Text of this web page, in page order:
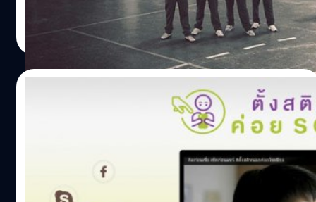
ประโยคประเภทใดแล้ว จะนำผลลัพธ์จากการจัดหมวดหมู่นี้ไป
คำนวณคะแนนใน Metrics อีกครั้ง โดย Metrics ที่ใช้ในการ
วัดผลกิจกรรมทางการตลาดบนโซเชียลสำหรับแบรนด์ หรือ…
จริงในสังคมยุคโซเชียลในปัจจุบัน ยุคที่เพียงแค่กดปุ่มโพสต์
เพียงแค่ปุ่มเดียว ภาพๆนั้นก็จะแพร่กระจายไปตามสื่อในโลก
โซเชียลต่างๆได้อย่างไวและรวดเร็ว และเมื่อถูกแชร์กระจาย
ส่งต่อกันไปยังใครต่อใครอีกหลายคนแล้ว ก็เหมือนกับ
อาชญากรรมที่เป็นทั้งการทำลายและซ้ำเติมเหยื่อผู้ถูกกระทำ
ให้มีบาดแผลเพิ่มขึ้นเป็นเท่าตัว ผลงานดังกล่าวนี้ยังได้รับ
รางวัล Gold Press and Outdoor จากงาน Lions Cannes
2015 สำหรับภาพทั้งสามที่ถูกนำเสนอ ได้แก่ Fatty, Nerd,
และ Weak ภายในภาพถ่ายนั้นเป็นการแสดงภาพของกลุ่ม
นักเรียนวัยรุ่นที่กำลังใช้สมาร์ทโฟนถ่ายภาพเพื่อนนักเรียนอีก
คน พร้อมกับข้อความที่ระบุว่า “One shot is enough.
salinee tintumrong| 4034 days ago
คลิปสั้นเตือนสติคนไทย “คิดก่อนเชื่อ เช็คก่อน
แชร์ #ตั้งสติหน่อยค่อยโซเชียล”
ในยุคสมัยที่สังคมสามารถติดต่อสื่อสารกันได้อย่างรวดเร็ว
ผ่านระบบ Social Media นี้นั้น ถือว่าเป็นสิ่งที่ดีมาก ๆ เพราะ